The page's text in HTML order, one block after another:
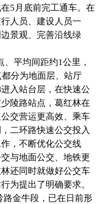
5月底前完工通车。在
人员、建设人员一
景观、完善沿线绿
平均间距约1公里，
分为地面层、站厅
入站台层，在快速公
陵路站点，葛红林在
交营运更高效、乘车
二环路快速公交投入
，不断优化公交线
与地面公交、地铁更
还同时就做好公交车
为提出了明确要求。
金牛段，已在日前形